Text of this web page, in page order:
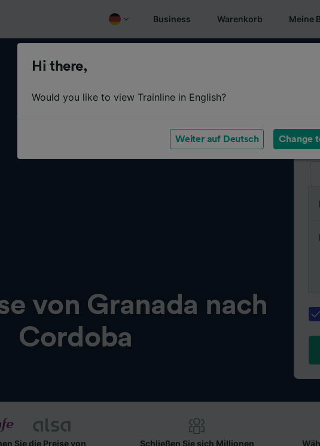
Business Warenkorb Meine
von Granada nach
Cordoba
Sie die Preise von
Schließen Sie sich Millionen
Hi there,
Would you like to view Trainline in English?
Weiter auf Deutsch Change